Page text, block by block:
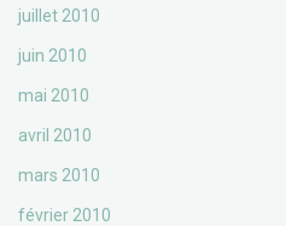
juillet 2010
juin 2010
mai 2010
avril 2010
mars 2010
février 2010